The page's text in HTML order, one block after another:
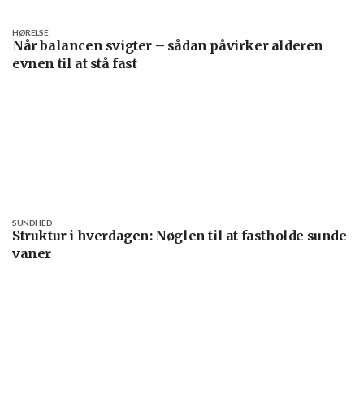
Når balancen svigter – sådan påvirker alderen
evnen til at stå fast
HØRELSE
Struktur i hverdagen: Nøglen til at fastholde sunde
vaner
SUNDHED